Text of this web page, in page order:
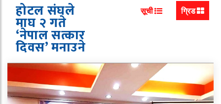
होटल संघले
माघ २ गते
‘नेपाल सत्कार
दिवस’ मनाउने
सूची ग्रिड